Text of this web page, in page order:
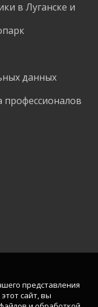
в Луганске и
данных
профессионалов
представления
сайт, вы